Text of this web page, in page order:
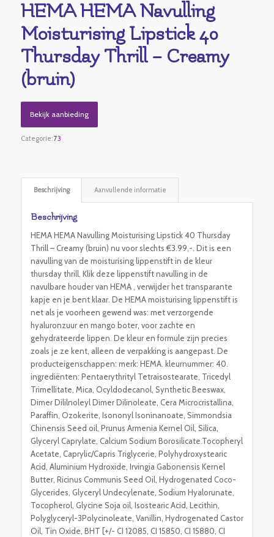
HEMA HEMA Navulling
Moisturising Lipstick 40
Thursday Thrill – Creamy
(bruin)
Bekijk aanbieding
Categorie:73
Beschrijving Aanvullende informatie
Beschrijving
HEMA HEMA Navulling Moisturising Lipstick 40 Thursday
Thrill – Creamy (bruin) nu voor slechts €3.99,-. Dit is een
navulling van de moisturising lippenstift in de kleur
thursday thrill. Klik deze lippenstift navulling in de
navulbare houder van HEMA , verwijder het transparante
kapje en je bent klaar. De HEMA moisturising lippenstift is
net als je voorheen gewend was: met verzorgende
hyaluronzuur en mango boter, voor zachte en
gehydrateerde lippen. De kleur en formule zijn precies
zoals je ze kent, alleen de verpakking is aangepast. De
producteigenschappen: merk: HEMA. kleurnummer: 40.
ingrediënten: Pentaerythrityl Tetraisostearate, Tricedyl
Trimellitate, Mica, Ocyldodecanol, Synthetic Beeswax,
Dimer Dililnoleyl Dimer Dilinoleate, Cera Microcristallina,
Paraffin, Ozokerite, Isononyl Isoninanoate, Simmondsia
Chinensis Seed oil, Prunus Armenia Kernel Oil, Silica,
Glyceryl Caprylate, Calcium Sodium Borosilicate.Tocopheryl
Acetate, Caprylic/Capris Triglycerie, Polyhydroxystearic
Acid, Aluminium Hydroxide, Irvingia Gabonensis Kernel
Butter, Ricinus Communis Seed Oil, Hydrogenated Coco-
Glycerides, Glyceryl Undecylenate, Sodium Hyalorunate,
Tocopherol, Glycine Soja oil, Isostearic Acid, Lecithin,
Polyglyceryl-3Polycinoleate, Vanillin, Hydrogenated Castor
Oil, Tin Oxide, BHT [+/- CI 12085, CI 15850, CI 15880, CI